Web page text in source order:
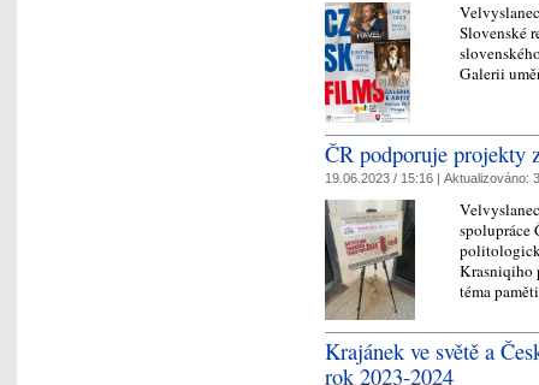
Slovenské
Galerii
ČR podporuje projekty
19.06.2023 / 15:16 | Aktualizováno:
spolupráce
Krasniqiho
téma
Krajánek ve světě a
rok 2023-2024